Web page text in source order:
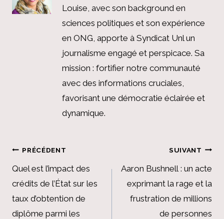
Louise, avec son background en
sciences politiques et son expérience
en ONG, apporte à Syndicat Unl un
journalisme engagé et perspicace. Sa
mission : fortifier notre communauté
avec des informations cruciales,
favorisant une démocratie éclairée et
dynamique.
Navigation
de
l’article
PRÉCÉDENT
Quel est l’impact des
crédits de l’État sur les
taux d’obtention de
diplôme parmi les
SUIVANT
Aaron Bushnell : un acte
exprimant la rage et la
frustration de millions
de personnes